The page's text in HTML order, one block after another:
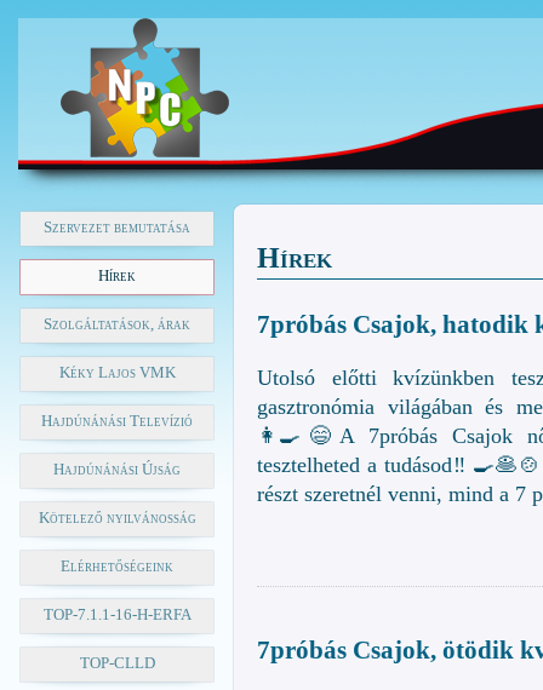
Szervezet bemutatása
Hírek
Szolgáltatások, árak
Kéky Lajos VMK
Hajdúnánási Televízió
Hajdúnánási Újság
Kötelező nyilvánosság
Elérhetőségeink
TOP-7.1.1-16-H-ERFA
TOP-CLLD
Hírek
7próbás Csajok, hatodik
Utolsó előtti kvízünkben
gasztronómia világában és
👩‍🍳😄A 7próbás Csajok
tesztelheted a tudásod‼
részt szeretnél venni, mind a 7
7próbás Csajok, ötödik